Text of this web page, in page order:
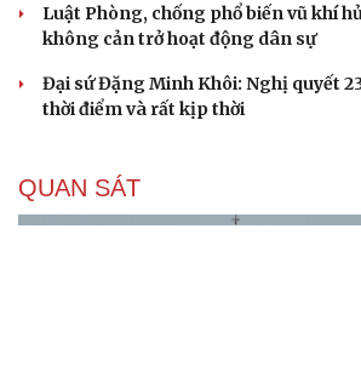
Luật Phòng, chống phổ biến vũ khí
không cản trở hoạt động dân sự
Đại sứ Đặng Minh Khôi: Nghị quyết
thời điểm và rất kịp thời
QUAN SÁT